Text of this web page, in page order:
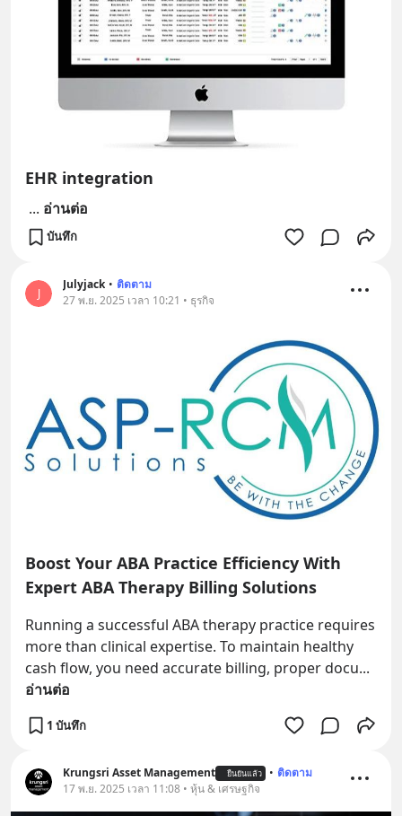
EHR integration
... อ่านต่อ
บันทึก
J
Julyjack • ติดตาม
27 พ.ย. 2025 เวลา 10:21 • ธุรกิจ
Boost Your ABA Practice Efficiency With
Expert ABA Therapy Billing Solutions
Running a successful ABA therapy practice requires
more than clinical expertise. To maintain healthy
cash flow, you need accurate billing, proper docu
อ่านต่อ
1 บันทึก
Krungsri Asset Management ยืนยันแล้ว • ติดตาม
17 พ.ย. 2025 เวลา 11:08 • หุ้น & เศรษฐกิจ